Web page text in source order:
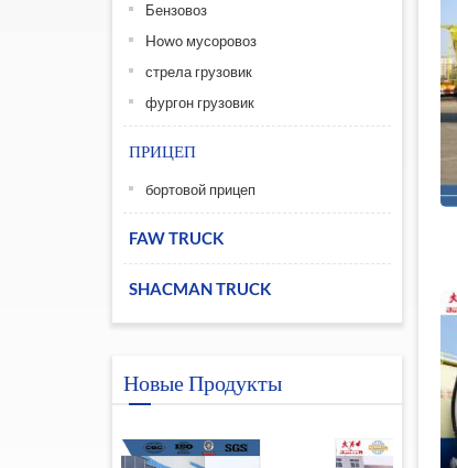
Бензовоз
Howo мусоровоз
стрела грузовик
фургон грузовик
ПРИЦЕП
бортовой прицеп
FAW TRUCK
SHACMAN TRUCK
Новые Продукты